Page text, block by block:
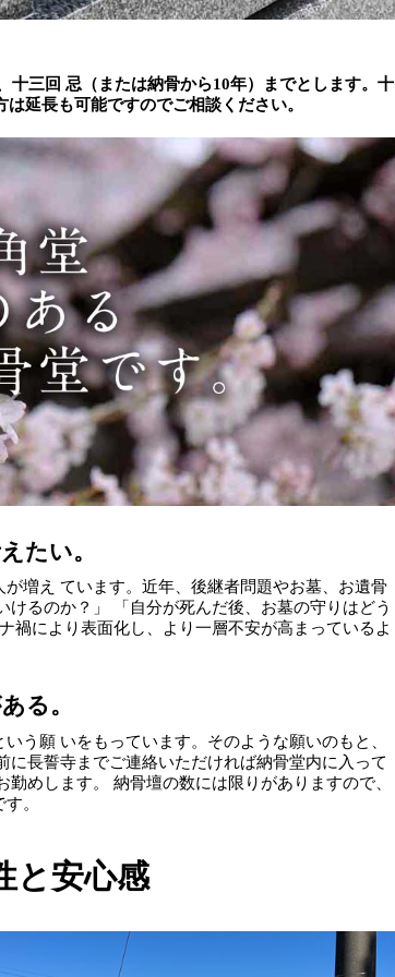
三回 忌（または納骨から10年）までとします。十
延長も可能ですのでご相談ください。
たい。
増え ています。近年、後継者問題やお墓、お遺骨
るのか？」 「自分が死んだ後、お墓の守りはどう
禍により表面化し、より一層不安が高まっているよ
る。
う願 いをもっています。そのような願いのもと、
長誓寺までご連絡いただければ納骨堂内に入って
めします。 納骨壇の数には限りがありますので、
。
と安心感